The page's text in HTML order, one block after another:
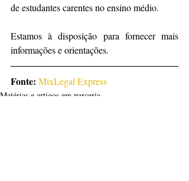
de estudantes carentes no ensino médio.
Estamos à disposição para fornecer mais
informações e orientações.
Fonte: MixLegal Express
Matérias e artigos em parceria